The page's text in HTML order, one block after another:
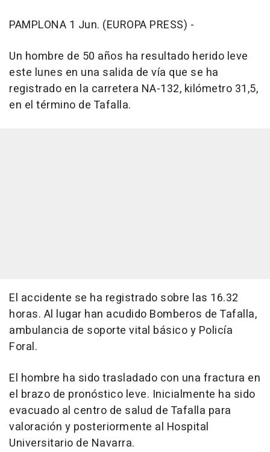
PAMPLONA 1 Jun. (EUROPA PRESS) -
Un hombre de 50 años ha resultado herido leve
este lunes en una salida de vía que se ha
registrado en la carretera NA-132, kilómetro 31,5,
en el término de Tafalla.
El accidente se ha registrado sobre las 16.32
horas. Al lugar han acudido Bomberos de Tafalla,
ambulancia de soporte vital básico y Policía
Foral.
El hombre ha sido trasladado con una fractura en
el brazo de pronóstico leve. Inicialmente ha sido
evacuado al centro de salud de Tafalla para
valoración y posteriormente al Hospital
Universitario de Navarra.